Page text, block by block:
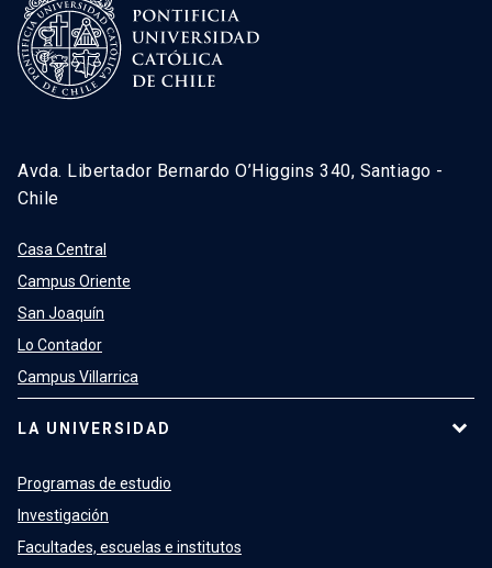
Avda. Libertador Bernardo O’Higgins 340, Santiago -
Chile
Casa Central
Campus Oriente
San Joaquín
Lo Contador
Campus Villarrica
LA UNIVERSIDAD
Programas de estudio
Investigación
Facultades, escuelas e institutos